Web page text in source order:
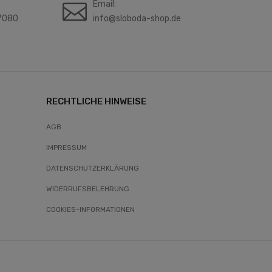
Email:
info@sloboda-shop.de
RECHTLICHE HINWEISE
AGB
IMPRESSUM
DATENSCHUTZERKLÄRUNG
WIDERRUFSBELEHRUNG
COOKIES-INFORMATIONEN